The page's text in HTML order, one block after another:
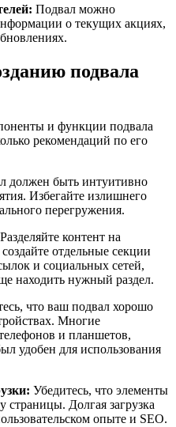
Подвал можно
о текущих акциях,
подвала
и функции подвала
рекомендаций по его
должен быть интуитивно
Избегайте излишнего
перегружения.
Разделяйте контент на
отдельные секции
и социальных сетей,
находить нужный раздел.
что ваш подвал хорошо
Многие
и планшетов,
удобен для использования
Убедитесь, что элементы
страницы. Долгая загрузка
опыте и SEO.